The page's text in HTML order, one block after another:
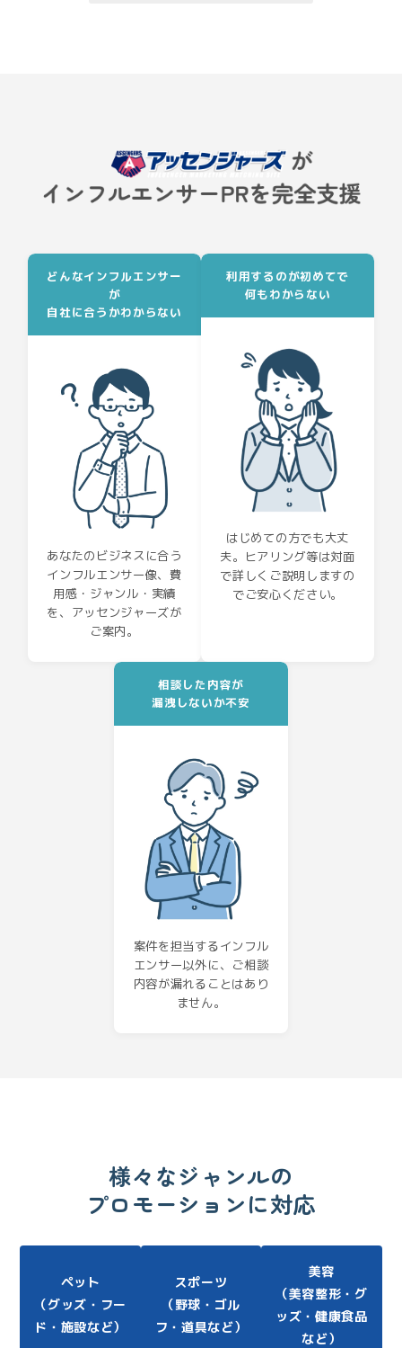
どんなインフルエンサー
が
自社に合うかわからない
あなたのビジネスに合う
インフルエンサー像、費
用感・ジャンル・実績
を、アッセンジャーズが
ご案内。
利用するのが初めてで
何もわからない
はじめての方でも大丈
夫。ヒアリング等は対面
で詳しくご説明しますの
でご安心ください。
相談した内容が
漏洩しないか不安
案件を担当するインフル
エンサー以外に、ご相談
内容が漏れることはあり
ません。
様々なジャンルの
プロモーションに対応
ペット
（グッズ・フー
ド・施設など）
スポーツ
（野球・ゴル
フ・道具など）
美容
（美容整形・グ
ッズ・健康食品
など）